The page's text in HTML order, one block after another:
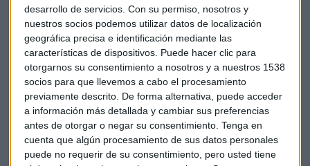
desarrollo de servicios. Con su permiso, nosotros y
nuestros socios podemos utilizar datos de localización
geográfica precisa e identificación mediante las
características de dispositivos. Puede hacer clic para
otorgarnos su consentimiento a nosotros y a nuestros 1538
socios para que llevemos a cabo el procesamiento
previamente descrito. De forma alternativa, puede acceder
a información más detallada y cambiar sus preferencias
antes de otorgar o negar su consentimiento. Tenga en
cuenta que algún procesamiento de sus datos personales
puede no requerir de su consentimiento, pero usted tiene
medida que aumentan las transacciones, el consumo de
datos, la energía y el tamaño de los libros de contabilidad -
donde el sistema registra las operaciones- la institución
concluye que se saturaría toda la red, desde los teléfonos
móviles hasta los servidores.En definitiva, se paralizaría
internet.
Los investigadores del BPI alertan de“desastre
ambiental”, dada la inmensa cantidad de energía que
consume la minería de bitcoin para realizar las operaciones